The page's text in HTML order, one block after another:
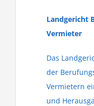
Landgericht
Vermieter
Das
der
Vermietern
und